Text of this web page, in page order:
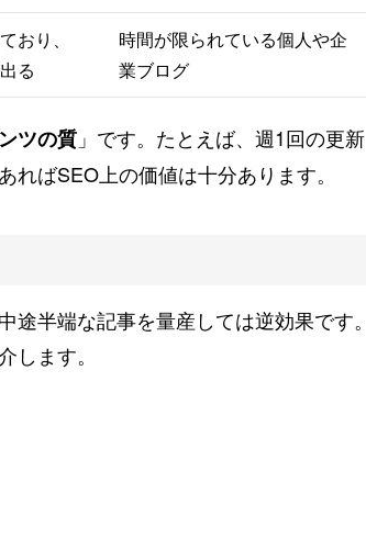
おり、
る
時間が限られている個人や企
業ブログ
ツの質 」です。たとえば、週1回の更新
ばSEO上の価値は十分あります。
途半端な記事を量産しては逆効果です。
します。